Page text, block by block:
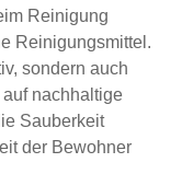
Reinigung
Reinigungsmittel.
sondern auch
nachhaltige
Sauberkeit
der Bewohner